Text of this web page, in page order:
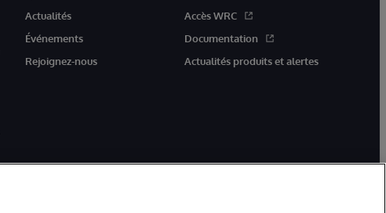
Actualités
Événements
Rejoignez-nous
Accès WRC
Documentation
Actualités produits et alertes